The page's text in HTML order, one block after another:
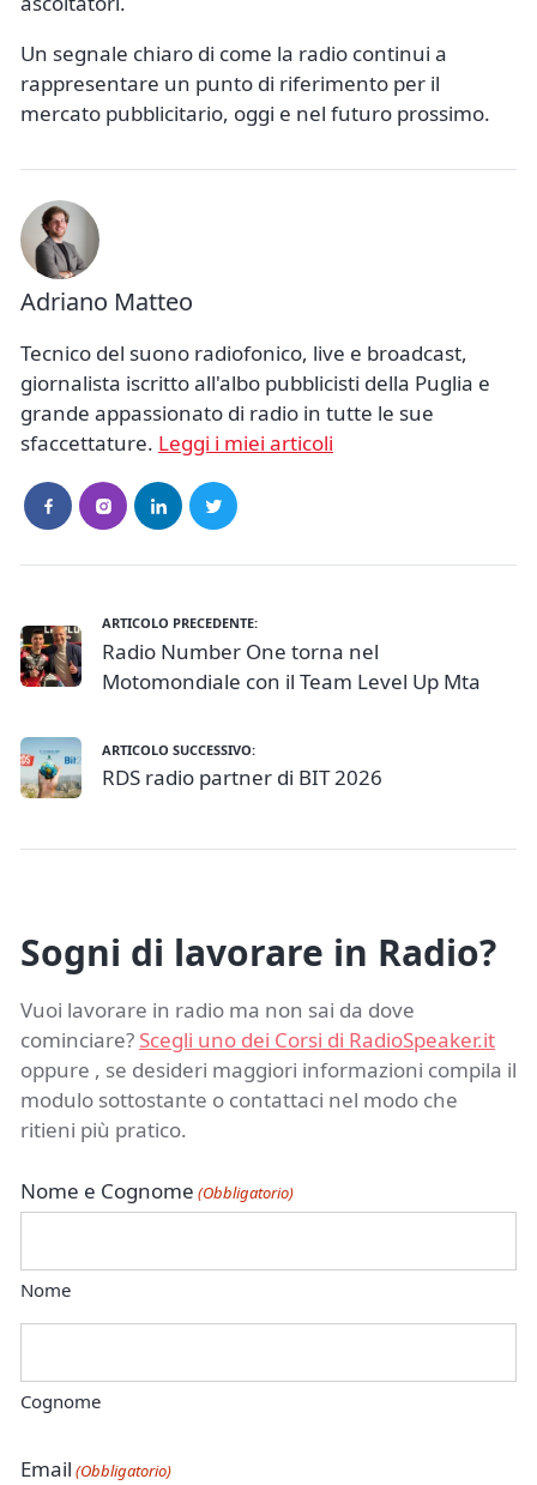
Un segnale chiaro di come la radio continui a
rappresentare un punto di riferimento per il
mercato pubblicitario, oggi e nel futuro prossimo.
Adriano Matteo
Tecnico del suono radiofonico, live e broadcast,
giornalista iscritto all'albo pubblicisti della Puglia e
grande appassionato di radio in tutte le sue
sfaccettature. Leggi i miei articoli
ARTICOLO PRECEDENTE:
Radio Number One torna nel
Motomondiale con il Team Level Up Mta
ARTICOLO SUCCESSIVO:
RDS radio partner di BIT 2026
Sogni di lavorare in Radio?
Vuoi lavorare in radio ma non sai da dove
cominciare? Scegli uno dei Corsi di RadioSpeaker.it
oppure , se desideri maggiori informazioni compila il
modulo sottostante o contattaci nel modo che
ritieni più pratico.
Nome e Cognome (Obbligatorio)
Nome
Cognome
Email (Obbligatorio)